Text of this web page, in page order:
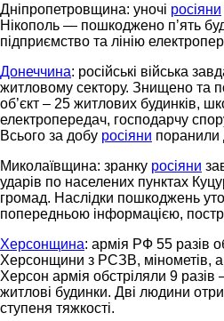
Дніпропетровщина: уночі росіяни
Нікополь — пошкоджено пʼять
підприємство та лінію
Донеччина: російські війська
житловому сектору. Знищено та
об’єкт – 25 житлових будинків,
електропередач, господарчу
Всього за добу росіяни поранили
Миколаївщина: зранку росіяни
ударів по населених пунктах
громад. Наслідки пошкоджень
попередньою інформацією,
Херсонщина: армія РФ 55 разів
Херсонщини з РСЗВ, мінометів,
Херсон армія обстріляли 9
житлові будинки. Дві людини
ступеня тяжкості.